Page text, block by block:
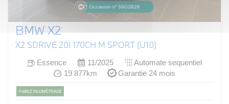
BMW X2
X2 SDRIVE 20I 170CH M SPORT (U10)
Essence 11/2025
Automate sequentiel
19 877km
Garantie 24 mois
FAIBLE KILOMÉTRAGE